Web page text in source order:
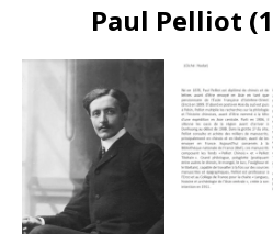
Paul Pelliot